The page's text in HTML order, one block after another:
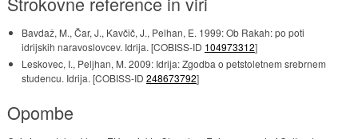
Bavdaž, M., Čar, J., Kavčič, J., Pelhan, E. 1999: Ob Rakah: po poti
idrijskih naravoslovcev. Idrija. [COBISS-ID 104973312]
Leskovec, I., Peljhan, M. 2009: Idrija: Zgodba o petstoletnem srebrnem
studencu. Idrija. [COBISS-ID 248673792]
Opombe